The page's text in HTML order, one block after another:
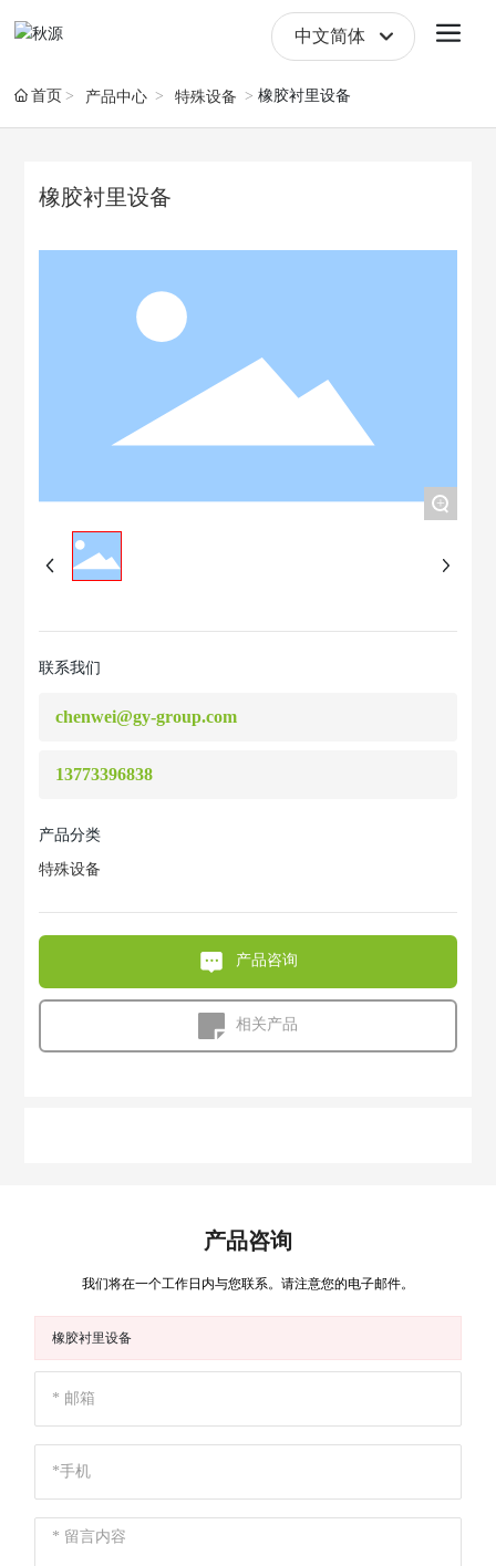
中文简体
English
中文简体
首页 产品中心 特殊设备 橡胶衬里设备
橡胶衬里设备
+
联系我们
chenwei@gy-group.com
13773396838
产品分类
特殊设备
产品咨询
相关产品
产品咨询
我们将在一个工作日内与您联系。请注意您的电子邮件。
橡胶衬里设备